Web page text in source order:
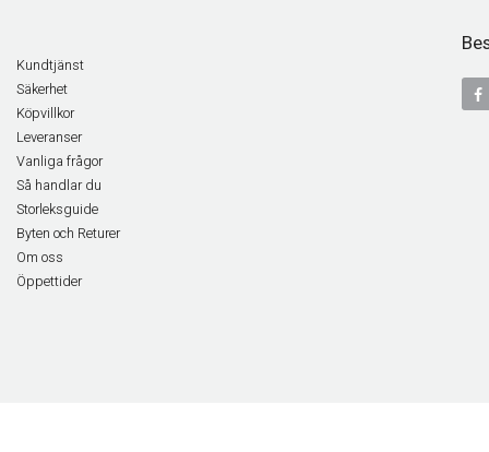
Kundtjänst
Säkerhet
Köpvillkor
Leveranser
Vanliga frågor
Så handlar du
Storleksguide
Byten och Returer
Om oss
Öppettider